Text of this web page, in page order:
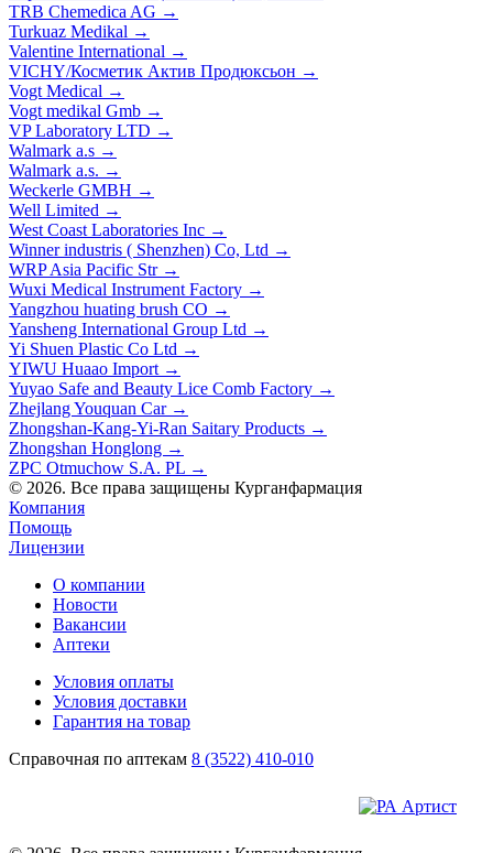
TRB Chemedica AG →
Turkuaz Medikal →
Valentine International →
VICHY/Косметик Актив Продюксьон →
Vogt Medical →
Vogt medikal Gmb →
VP Laboratory LTD →
Walmark a.s →
Walmark a.s. →
Weckerle GMBH →
Well Limited →
West Coast Laboratories Inc →
Winner industris ( Shenzhen) Co, Ltd →
WRP Asia Pacific Str →
Wuxi Medical Instrument Factory →
Yangzhou huating brush CO →
Yansheng International Group Ltd →
Yi Shuen Plastic Co Ltd →
YIWU Huaao Import →
Yuyao Safe and Beauty Lice Comb Factory →
Zhejlang Youquan Car →
Zhongshan-Kang-Yi-Ran Saitary Products →
Zhongshan Honglong →
ZPC Otmuchow S.A. PL →
© 2026. Все права защищены Курганфармация
Компания
Помощь
Лицензии
О компании
Новости
Вакансии
Аптеки
Условия оплаты
Условия доставки
Гарантия на товар
Справочная по аптекам 8 (3522) 410-010